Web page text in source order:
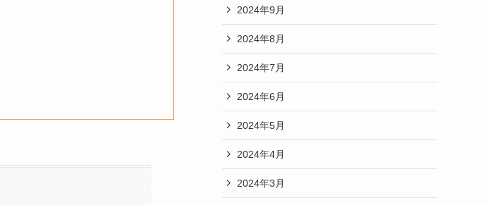
2024年9月
2024年8月
2024年7月
2024年6月
2024年5月
2024年4月
2024年3月